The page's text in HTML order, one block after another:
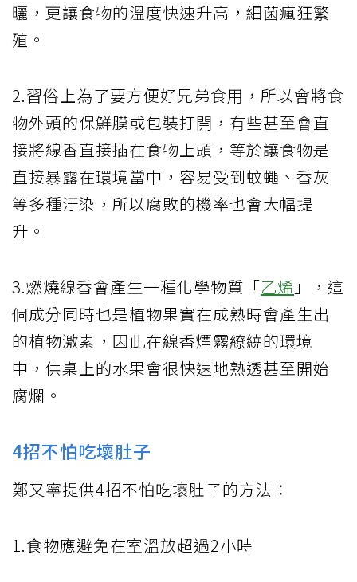
曬，更讓食物的溫度快速升高，細菌瘋狂繁
殖。
2.習俗上為了要方便好兄弟食用，所以會將食
物外頭的保鮮膜或包裝打開，有些甚至會直
接將線香直接插在食物上頭，等於讓食物是
直接暴露在環境當中，容易受到蚊蠅、香灰
等多種汙染，所以腐敗的機率也會大幅提
升。
3.燃燒線香會產生一種化學物質「乙烯 」，這
個成分同時也是植物果實在成熟時會產生出
的植物激素，因此在線香煙霧繚繞的環境
中，供桌上的水果會很快速地熟透甚至開始
腐爛。
4招不怕吃壞肚子
鄭又寧提供4招不怕吃壞肚子的方法：
1.食物應避免在室溫放超過2小時